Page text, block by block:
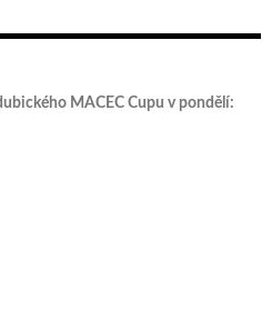
MACEC Cupu v pondělí: